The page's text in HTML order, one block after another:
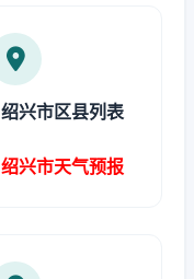
绍兴市区县列表
绍兴市天气预报